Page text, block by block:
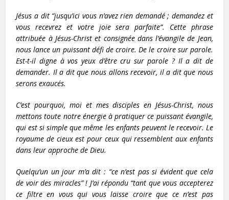
Jésus a dit “jusqu’ici vous n’avez rien demandé ; demandez et
vous recevrez et votre joie sera parfaite”. Cette phrase
attribuée à Jésus-Christ et consignée dans l’évangile de Jean,
nous lance un puissant défi de croire. De le croire sur parole.
Est-t-il digne à vos yeux d’être cru sur parole ? Il a dit de
demander. Il a dit que nous allons recevoir, il a dit que nous
serons exaucés.
C’est pourquoi, moi et mes disciples en Jésus-Christ, nous
mettons toute notre énergie à pratiquer ce puissant évangile,
qui est si simple que même les enfants peuvent le recevoir. Le
royaume de cieux est pour ceux qui ressemblent aux enfants
dans leur approche de Dieu.
Quelqu’un un jour m’a dit : “ce n’est pas si évident que cela
de voir des miracles” ! J’ai répondu “tant que vous accepterez
ce filtre en vous qui vous laisse croire que ce n’est pas